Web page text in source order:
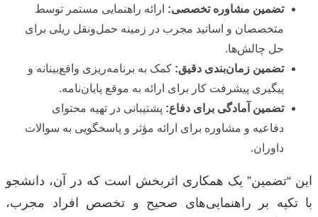
تضمین مشاوره تخصصی: ارائه راهنمایی مستمر توسط
متخصصان و اساتید مجرب در زمینه حمل‌ونقل ریلی برای
حل چالش‌ها.
تضمین زمان‌بندی دقیق: کمک به برنامه‌ریزی واقع‌بینانه و
پیگیری پیشرفت کار برای ارائه به موقع پایان‌نامه.
تضمین آمادگی برای دفاع: پشتیبانی در تهیه محتوای
دفاعیه و مشاوره برای ارائه مؤثر و پاسخگویی به سوالات
داوران.
این “تضمین” یک همکاری اثربخش است که در آن، دانشجو
با تکیه بر راهنمایی‌های صحیح و تخصص افراد مجرب،